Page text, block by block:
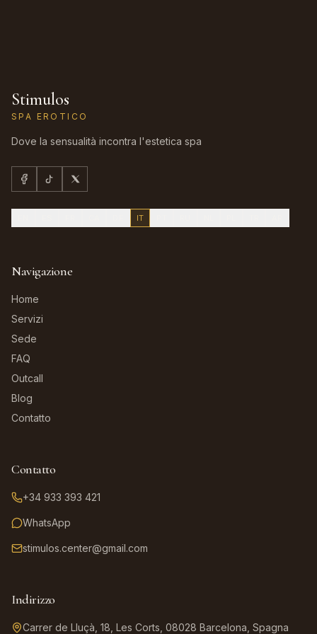
Stimulos
SPA EROTICO
Dove la sensualità incontra l'estetica spa
IT
Navigazione
Home
Servizi
Sede
FAQ
Outcall
Blog
Contatto
Contatto
+34 933 393 421
WhatsApp
stimulos.center@gmail.com
Indirizzo
Carrer de Lluçà, 18, Les Corts, 08028 Barcelona, Spagna